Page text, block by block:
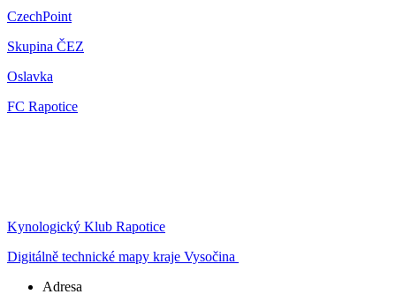
CzechPoint
Skupina ČEZ
Oslavka
FC Rapotice
Kynologický Klub Rapotice
Digitálně technické mapy kraje Vysočina
Adresa